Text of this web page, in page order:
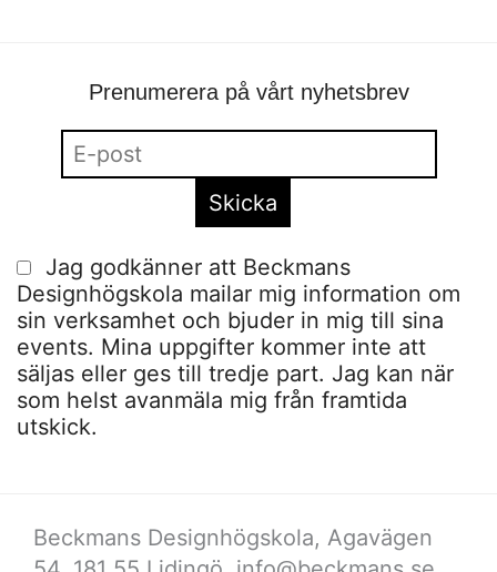
Prenumerera på vårt nyhetsbrev
Jag godkänner att Beckmans
Designhögskola mailar mig information om
sin verksamhet och bjuder in mig till sina
events. Mina uppgifter kommer inte att
säljas eller ges till tredje part. Jag kan när
som helst avanmäla mig från framtida
utskick.
Beckmans Designhögskola, Agavägen